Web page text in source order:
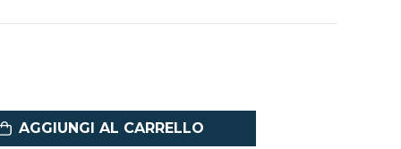
AGGIUNGI AL CARRELLO